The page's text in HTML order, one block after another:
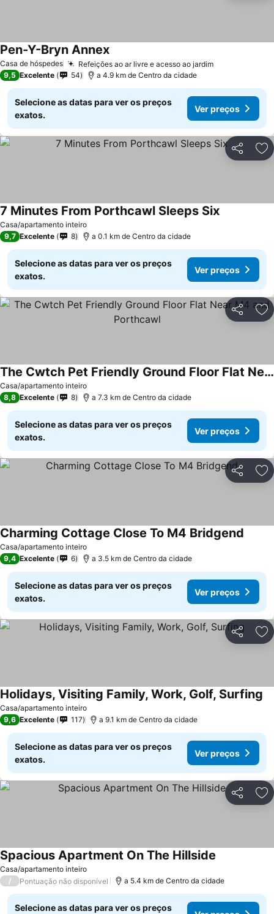
Casa de hóspedes Refeições ao ar livre e acesso ao jardimVer preços
Pen-Y-Bryn AnnexVer preços
9,5 Excelente 54 a 4.9 km de Centro da cidade
Selecione as datas para ver os preços
exatos.
Ver preços
Partilhar
Casa/apartamento inteiro
7 Minutes From Porthcawl Sleeps SixVer preços
9,7 Excelente 8 a 0.1 km de Centro da cidade
Selecione as datas para ver os preços
exatos.
Ver preços
Partilhar
Casa/apartamento inteiro
The Cwtch Pet Friendly Ground Floor Flat Near M4 and Porthcawl
Ver preços
8,8 Excelente 8 a 7.3 km de Centro da cidade
Selecione as datas para ver os preços
exatos.
Ver preços
Partilhar
Casa/apartamento inteiro
Charming Cottage Close To M4 Bridgend
9,4 Excelente 6 a 3.5 km de Centro da cidade
Selecione as datas para ver os preços
exatos.
Ver preços
Partilhar
Casa/apartamento inteiro
Holidays, Visiting Family, Work, Golf, Surfing
9,6 Excelente 117 a 9.1 km de Centro da cidade
Selecione as datas para ver os preços
exatos.
Ver preços
Partilhar
Casa/apartamento inteiro
Spacious Apartment On The Hillside
/ Pontuação não disponível a 5.4 km de Centro da cidade
Selecione as datas para ver os preços